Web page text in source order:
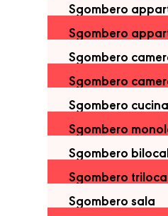
Sgombero
Sgombero
Sgombero
Sgombero
Sgombero cucina
Sgombero
Sgombero
Sgombero
Sgombero sala